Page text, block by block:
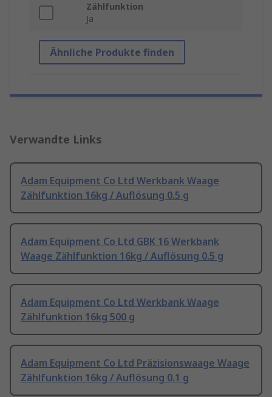
Zählfunktion
Ja
Ähnliche Produkte finden
Verwandte Links
Adam Equipment Co Ltd Werkbank Waage
Zählfunktion 16kg / Auflösung 0.5 g
Adam Equipment Co Ltd GBK 16 Werkbank
Waage Zählfunktion 16kg / Auflösung 0.5 g
Adam Equipment Co Ltd Werkbank Waage
Zählfunktion 16kg 500 g
Adam Equipment Co Ltd Präzisionswaage Waage
Zählfunktion 16kg / Auflösung 0.1 g